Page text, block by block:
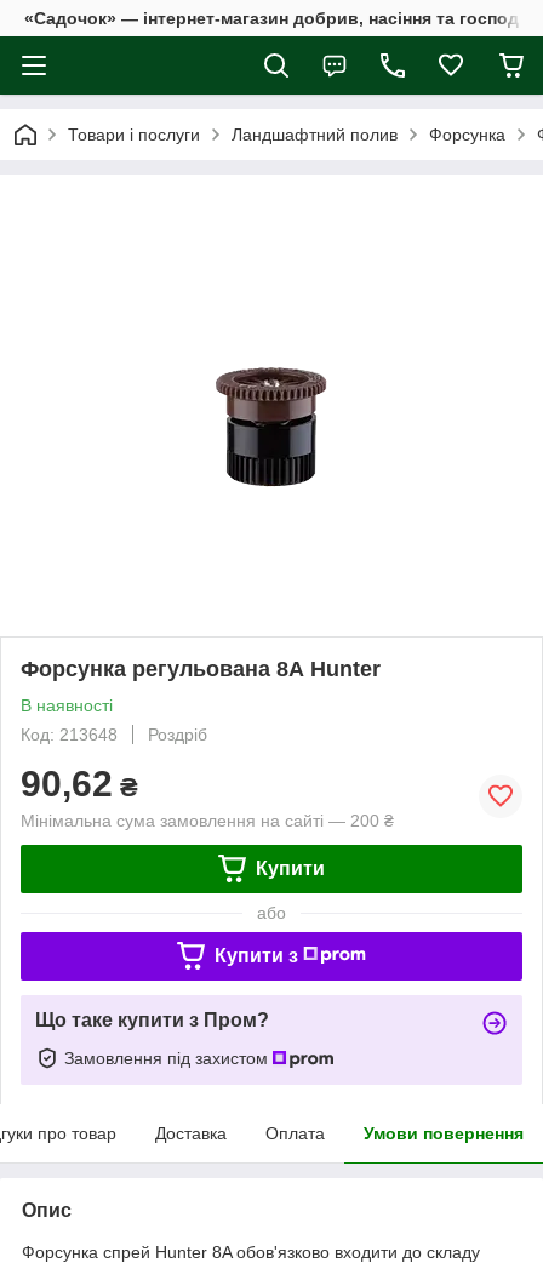
«Садочок» — інтернет-магазин добрив, насіння та
Товари і послуги Ландшафтний полив Форсунка
Форсунка регульована 8А Hunter
В наявності
Код: 213648
Роздріб
90,62 ₴
Мінімальна сума замовлення на сайті — 200 ₴
Купити
або
Купити з
Що таке купити з Пром?
Замовлення під захистом
про товар Доставка Оплата Умови повернення
Опис
Форсунка спрей Hunter 8A обов'язково входити до складу